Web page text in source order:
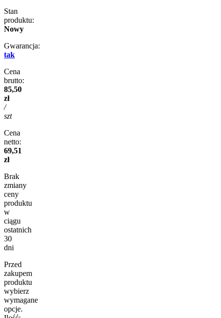
Stan
produktu:
Nowy
Gwarancja:
tak
Cena
brutto:
85,50
zł
/
szt
Cena
netto:
69,51
zł
Brak
zmiany
ceny
produktu
w
ciągu
ostatnich
30
dni
Przed
zakupem
produktu
wybierz
wymagane
opcje.